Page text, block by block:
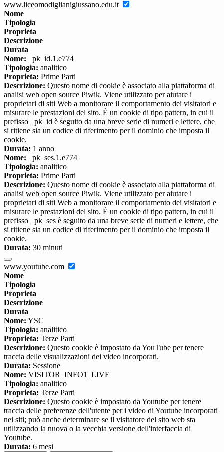
www.liceomodiglianigiussano.edu.it
Nome
Tipologia
Proprieta
Descrizione
Durata
Nome: _pk_id.1.e774
Tipologia: analitico
Proprieta: Prime Parti
Descrizione: Questo nome di cookie è associato alla piattaforma di
analisi web open source Piwik. Viene utilizzato per aiutare i
proprietari di siti Web a monitorare il comportamento dei visitatori e
misurare le prestazioni del sito. È un cookie di tipo pattern, in cui il
prefisso _pk_id è seguito da una breve serie di numeri e lettere, che
si ritiene sia un codice di riferimento per il dominio che imposta il
cookie.
Durata: 1 anno
Nome: _pk_ses.1.e774
Tipologia: analitico
Proprieta: Prime Parti
Descrizione: Questo nome di cookie è associato alla piattaforma di
analisi web open source Piwik. Viene utilizzato per aiutare i
proprietari di siti Web a monitorare il comportamento dei visitatori e
misurare le prestazioni del sito. È un cookie di tipo pattern, in cui il
prefisso _pk_ses è seguito da una breve serie di numeri e lettere, che
si ritiene sia un codice di riferimento per il dominio che imposta il
cookie.
Durata: 30 minuti
www.youtube.com
Nome
Tipologia
Proprieta
Descrizione
Durata
Nome: YSC
Tipologia: analitico
Proprieta: Terze Parti
Descrizione: Questo cookie è impostato da YouTube per tenere
traccia delle visualizzazioni dei video incorporati.
Durata: Sessione
Nome: VISITOR_INFO1_LIVE
Tipologia: analitico
Proprieta: Terze Parti
Descrizione: Questo cookie è impostato da Youtube per tenere
traccia delle preferenze dell'utente per i video di Youtube incorporati
nei siti; può anche determinare se il visitatore del sito web sta
utilizzando la nuova o la vecchia versione dell'interfaccia di
Youtube.
Durata: 6 mesi